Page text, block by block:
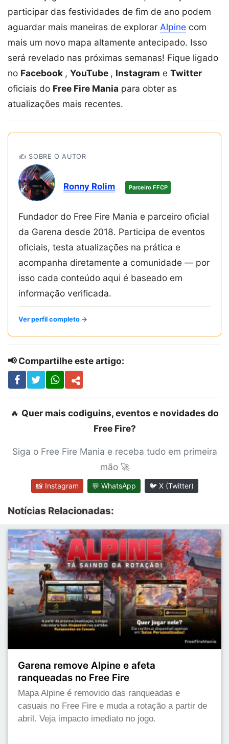
participar das festividades de fim de ano podem
aguardar mais maneiras de explorar Alpine com
mais um novo mapa altamente antecipado. Isso
será revelado nas próximas semanas! Fique ligado
no Facebook , YouTube , Instagram e Twitter
oficiais do Free Fire Mania para obter as
atualizações mais recentes.
✍️ SOBRE O AUTOR
Ronny Rolim Parceiro FFCP
Fundador do Free Fire Mania e parceiro oficial
da Garena desde 2018. Participa de eventos
oficiais, testa atualizações na prática e
acompanha diretamente a comunidade — por
isso cada conteúdo aqui é baseado em
informação verificada.
Ver perfil completo →
📢 Compartilhe este artigo:
🔥 Quer mais codiguins, eventos e novidades do
Free Fire?
Siga o Free Fire Mania e receba tudo em primeira
mão 🚀
📸 Instagram 💬 WhatsApp 🐦 X (Twitter)
Notícias Relacionadas:
Garena remove Alpine e afeta
ranqueadas no Free Fire
Mapa Alpine é removido das ranqueadas e
casuais no Free Fire e muda a rotação a partir de
abril. Veja impacto imediato no jogo.